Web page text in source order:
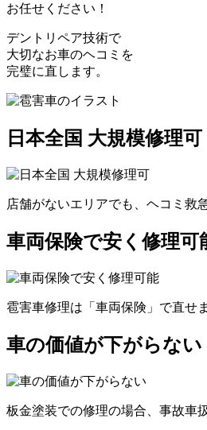
お任せください！
デントリペア技術で
大切なお車のヘコミを
完璧に直します。
日本全国 大規模修理可
店舗がないエリアでも、ヘコミ救
車両保険で安く修理可
雹害車修理は「車両保険」で直せ
車の価値が下がらない
板金塗装での修理の場合、事故車